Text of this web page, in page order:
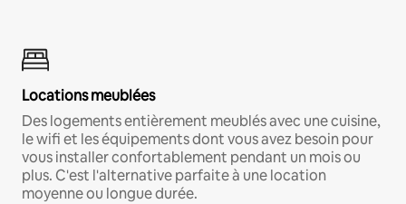
Locations meublées
Des logements entièrement meublés avec une cuisine,
le wifi et les équipements dont vous avez besoin pour
vous installer confortablement pendant un mois ou
plus. C'est l'alternative parfaite à une location
moyenne ou longue durée.